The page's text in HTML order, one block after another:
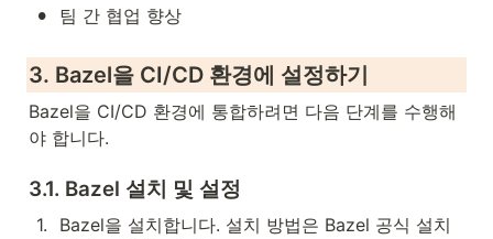
• 팀 간 협업 향상
3. Bazel을 CI/CD 환경에 설정하기
Bazel을 CI/CD 환경에 통합하려면 다음 단계를 수행해
야 합니다.
3.1. Bazel 설치 및 설정
1.
Bazel을 설치합니다. 설치 방법은 Bazel 공식 설치